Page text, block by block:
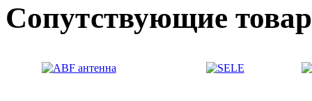
Сопутствующие